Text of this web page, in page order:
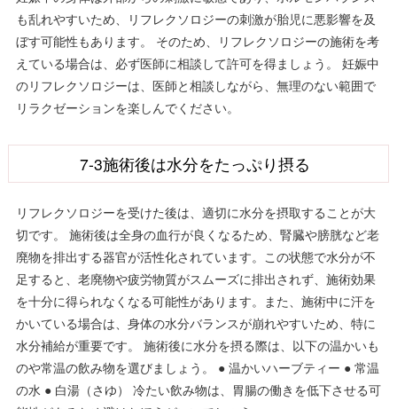
も乱れやすいため、リフレクソロジーの刺激が胎児に悪影響を及
ぼす可能性もあります。 そのため、リフレクソロジーの施術を考
えている場合は、必ず医師に相談して許可を得ましょう。 妊娠中
のリフレクソロジーは、医師と相談しながら、無理のない範囲で
リラクゼーションを楽しんでください。
7-3施術後は水分をたっぷり摂る
リフレクソロジーを受けた後は、適切に水分を摂取することが大
切です。 施術後は全身の血行が良くなるため、腎臓や膀胱など老
廃物を排出する器官が活性化されています。この状態で水分が不
足すると、老廃物や疲労物質がスムーズに排出されず、施術効果
を十分に得られなくなる可能性があります。また、施術中に汗を
かいている場合は、身体の水分バランスが崩れやすいため、特に
水分補給が重要です。 施術後に水分を摂る際は、以下の温かいも
のや常温の飲み物を選びましょう。 ● 温かいハーブティー ● 常温
の水 ● 白湯（さゆ） 冷たい飲み物は、胃腸の働きを低下させる可